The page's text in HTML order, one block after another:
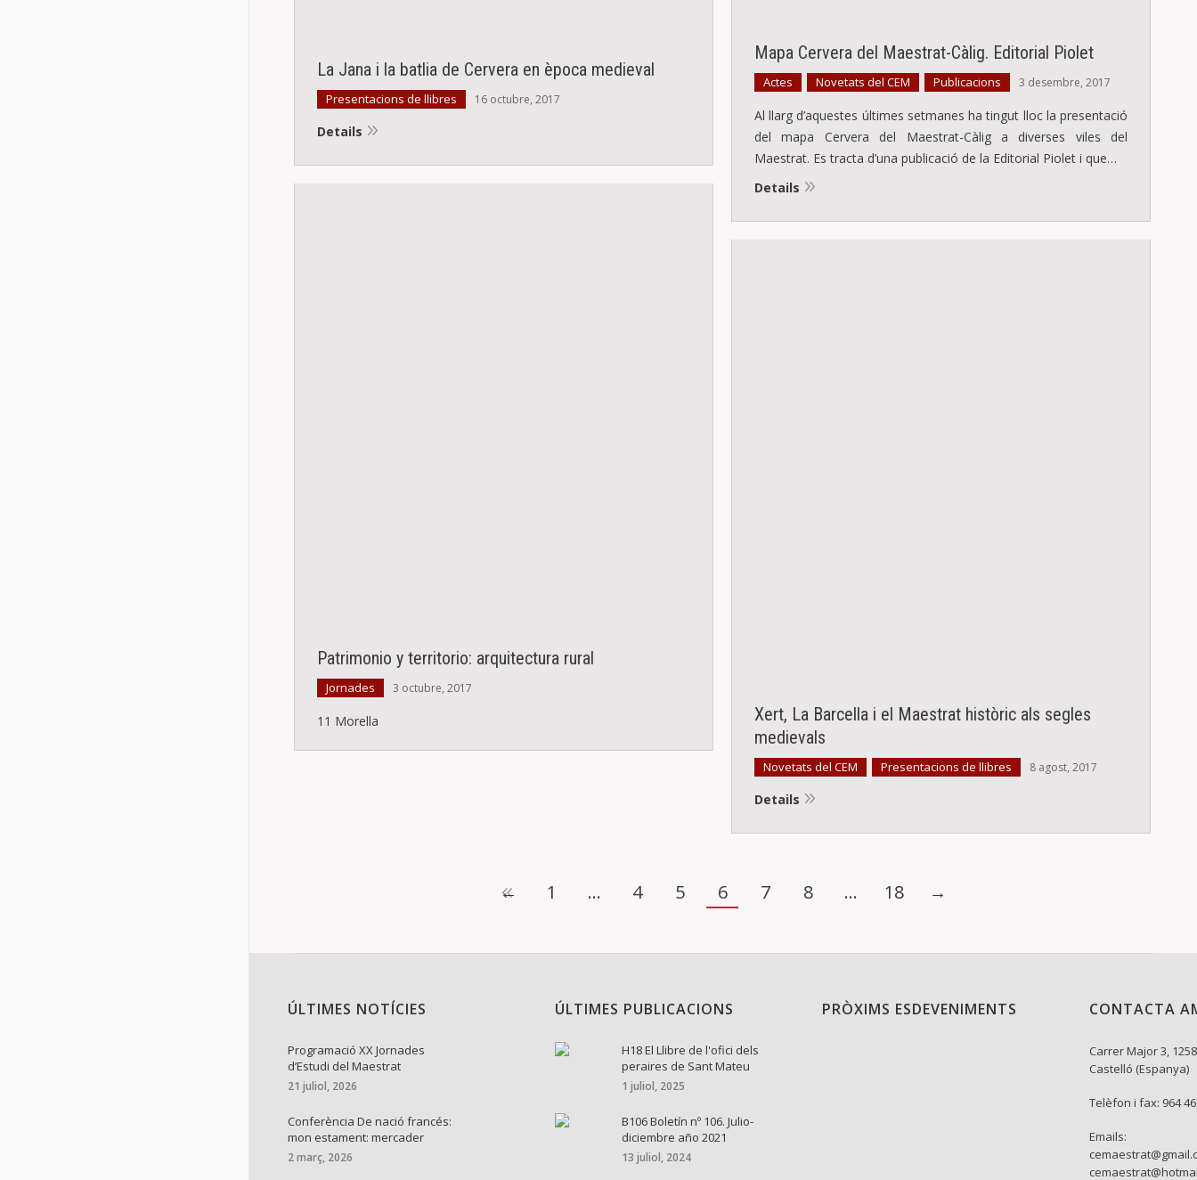
Mapa Cervera del Maestrat-Càlig. Editorial Piolet
Actes Novetats del CEM Publicacions 3 desembre, 2017
Al llarg d’aquestes últimes setmanes ha tingut lloc la presentació
del mapa Cervera del Maestrat-Càlig a diverses viles del
Maestrat. Es tracta d’una publicació de la Editorial Piolet i que…
Details
La Jana i la batlia de Cervera en època medieval
Presentacions de llibres 16 octubre, 2017
Details
Patrimonio y territorio: arquitectura rural
Jornades 3 octubre, 2017
11 Morella
Xert, La Barcella i el Maestrat històric als segles
medievals
Novetats del CEM Presentacions de llibres 8 agost, 2017
Details
← 1 … 4 5 6 7 8 … 18 →
ÚLTIMES NOTÍCIES
Programació XX Jornades
d’Estudi del Maestrat
21 juliol, 2026
Conferència De nació francés:
mon estament: mercader
2 març, 2026
ÚLTIMES PUBLICACIONS
H18 El Llibre de l'ofici dels
peraires de Sant Mateu
1 juliol, 2025
B106 Boletín nº 106. Julio-
diciembre año 2021
13 juliol, 2024
PRÒXIMS ESDEVENIMENTS CONTACTA
Carrer Major 3,
Castelló (Espanya)
Telèfon i fax: 964
Emails: